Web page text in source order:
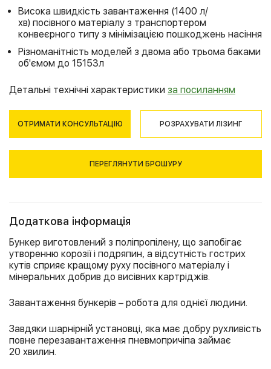
Висока швидкість завантаження (1400 л/
хв) посівного матеріалу з транспортером
конвеєрного типу з мінімізацією пошкоджень насіння
Різноманітність моделей з двома або трьома баками
об'ємом до 15153л
Детальні технічні характеристики за посиланням
ОТРИМАТИ КОНСУЛЬТАЦІЮ РОЗРАХУВАТИ ЛІЗИНГ
ПЕРЕГЛЯНУТИ БРОШУРУ
Додаткова інформація
Бункер виготовлений з поліпропілену, що запобігає
утворенню корозії і подряпин, а відсутність гострих
кутів сприяє кращому руху посівного матеріалу і
мінеральних добрив до висівних картріджів.
Завантаження бункерів – робота для однієї людини.
Завдяки шарнірній установці, яка має добру рухливість
повне перезавантаження пневмопричіпа займає
20 хвилин.